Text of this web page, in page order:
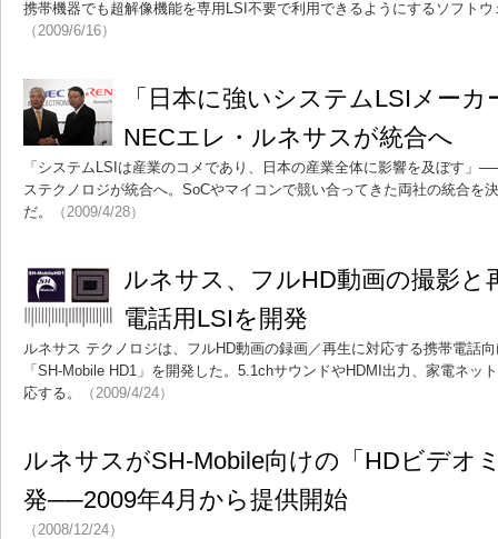
携帯機器でも超解像機能を専用LSI不要で利用できるようにするソフト
（2009/6/16）
「日本に強いシステムLSIメー
NECエレ・ルネサスが統合へ
「システムLSIは産業のコメであり、日本の産業全体に影響を及ぼす」
ステクノロジが統合へ。SoCやマイコンで競い合ってきた両社の統合を
だ。
（2009/4/28）
ルネサス、フルHD動画の撮影と
電話用LSIを開発
ルネサス テクノロジは、フルHD動画の録画／再生に対応する携帯電話
「SH-Mobile HD1」を開発した。5.1chサウンドやHDMI出力、家電ネッ
応する。
（2009/4/24）
ルネサスがSH-Mobile向けの「HDビデオ
発──2009年4月から提供開始
（2008/12/24）